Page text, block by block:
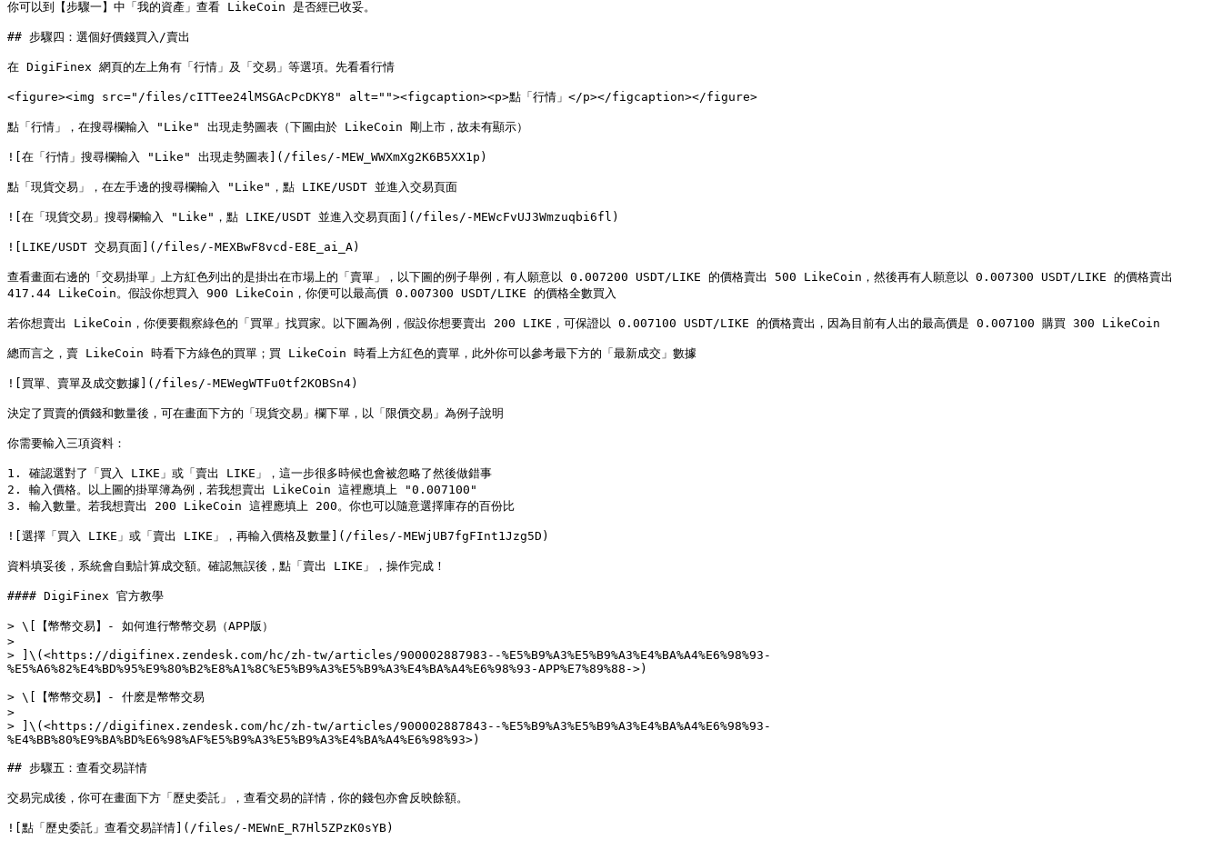
你可以到【步驟一】中「我的資產」查看 LikeCoin 是否經已收妥。
## 步驟四：選個好價錢買入/賣出
在 DigiFinex 網頁的左上角有「行情」及「交易」等選項。先看看行情
<figure><img src="/files/cITTee24lMSGAcPcDKY8" alt=""><figcaption><p>點「行情」</p></figcaption></figure>
點「行情」，在搜尋欄輸入 "Like" 出現走勢圖表（下圖由於 LikeCoin 剛上市，故未有顯示）
![在「行情」搜尋欄輸入 "Like" 出現走勢圖表](/files/-MEW_WWXmXg2K6B5XX1p)
點「現貨交易」，在左手邊的搜尋欄輸入 "Like"，點 LIKE/USDT 並進入交易頁面
![在「現貨交易」搜尋欄輸入 "Like"，點 LIKE/USDT 並進入交易頁面](/files/-MEWcFvUJ3Wmzuqbi6fl)
![LIKE/USDT 交易頁面](/files/-MEXBwF8vcd-E8E_ai_A)
查看畫面右邊的「交易掛單」上方紅色列出的是掛出在市場上的「賣單」，以下圖的例子舉例，有人願意以 0.007200 USDT/LIKE 的價格賣出 500 LikeCoin，然後再有人願意以 0.007300 USDT/LIKE 的價格賣出
417.44 LikeCoin。假設你想買入 900 LikeCoin，你便可以最高價 0.007300 USDT/LIKE 的價格全數買入
若你想賣出 LikeCoin，你便要觀察綠色的「買單」找買家。以下圖為例，假設你想要賣出 200 LIKE，可保證以 0.007100 USDT/LIKE 的價格賣出，因為目前有人出的最高價是 0.007100 購買 300 LikeCoin
總而言之，賣 LikeCoin 時看下方綠色的買單；買 LikeCoin 時看上方紅色的賣單，此外你可以參考最下方的「最新成交」數據
![買單、賣單及成交數據](/files/-MEWegWTFu0tf2KOBSn4)
決定了買賣的價錢和數量後，可在畫面下方的「現貨交易」欄下單，以「限價交易」為例子說明
你需要輸入三項資料：
1. 確認選對了「買入 LIKE」或「賣出 LIKE」，這一步很多時候也會被忽略了然後做錯事
2. 輸入價格。以上圖的掛單簿為例，若我想賣出 LikeCoin 這裡應填上 "0.007100"
3. 輸入數量。若我想賣出 200 LikeCoin 這裡應填上 200。你也可以隨意選擇庫存的百份比
![選擇「買入 LIKE」或「賣出 LIKE」，再輸入價格及數量](/files/-MEWjUB7fgFInt1Jzg5D)
資料填妥後，系統會自動計算成交額。確認無誤後，點「賣出 LIKE」，操作完成！
#### DigiFinex 官方教學
> \[【幣幣交易】- 如何進行幣幣交易（APP版）
>
> ]\(<https://digifinex.zendesk.com/hc/zh-tw/articles/900002887983--%E5%B9%A3%E5%B9%A3%E4%BA%A4%E6%98%93-
%E5%A6%82%E4%BD%95%E9%80%B2%E8%A1%8C%E5%B9%A3%E5%B9%A3%E4%BA%A4%E6%98%93-APP%E7%89%88->)
> \[【幣幣交易】- 什麽是幣幣交易
>
> ]\(<https://digifinex.zendesk.com/hc/zh-tw/articles/900002887843--%E5%B9%A3%E5%B9%A3%E4%BA%A4%E6%98%93-
%E4%BB%80%E9%BA%BD%E6%98%AF%E5%B9%A3%E5%B9%A3%E4%BA%A4%E6%98%93>)
## 步驟五：查看交易詳情
交易完成後，你可在畫面下方「歷史委託」，查看交易的詳情，你的錢包亦會反映餘額。
![點「歷史委託」查看交易詳情](/files/-MEWnE_R7Hl5ZPzK0sYB)